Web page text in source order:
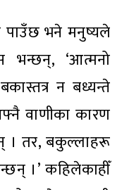
भने मनुष्यले
भन्छन्, ‘आत्मनो
न बध्यन्ते
वाणीका कारण
। तर, बकुल्लाहरू
।’ कहिलेकाहीँ